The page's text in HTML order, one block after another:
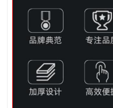
膜式发酵仓